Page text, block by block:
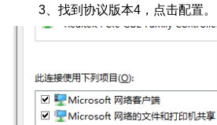
3、找到协议版本4，点击配置。